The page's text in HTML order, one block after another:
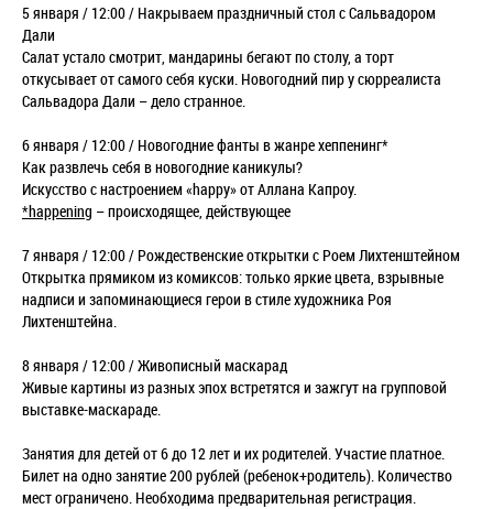
5 января / 12:00 / Накрываем праздничный стол с Сальвадором
Дали
Салат устало смотрит, мандарины бегают по столу, а торт
откусывает от самого себя куски. Новогодний пир у сюрреалиста
Сальвадора Дали – дело странное.
6 января / 12:00 / Новогодние фанты в жанре хеппенинг*
Как развлечь себя в новогодние каникулы?
Искусство с настроением «happy» от Аллана Капроу.
*happening – происходящее, действующее
7 января / 12:00 / Рождественские открытки с Роем Лихтенштейном
Открытка прямиком из комиксов: только яркие цвета, взрывные
надписи и запоминающиеся герои в стиле художника Роя
Лихтенштейна.
8 января / 12:00 / Живописный маскарад
Живые картины из разных эпох встретятся и зажгут на групповой
выставке-маскараде.
Занятия для детей от 6 до 12 лет и их родителей. Участие платное.
Билет на одно занятие 200 рублей (ребенок+родитель). Количество
мест ограничено. Необходима предварительная регистрация.